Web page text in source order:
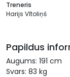
Treneris
Harijs Vītoliņš
Papildus
Augums: 191 cm
Svars: 83 kg